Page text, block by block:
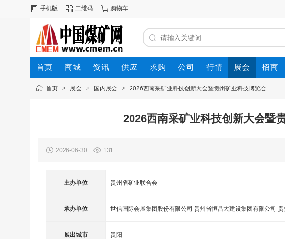
手机版 二维码 购物车
首页 商城 资讯 供应 求购 公司 行情 展会 招商
首页 > 展会 > 国内展会 > 2026西南采矿业科技创新大会暨贵州矿业科技博览会
2026西南采矿业科技创新大会暨
2026-06-30 131
主办单位 贵州省矿业联合会
承办单位 世信国际会展集团股份有限公司 贵州省恒昌大建设集团有限公司 贵
展出城市 贵阳